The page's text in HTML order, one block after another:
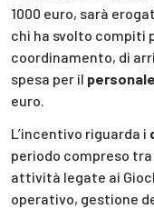
1000 euro, sarà
chi ha svolto compiti
coordinamento, di
spesa per il
euro.
L’incentivo riguarda i
periodo compreso tra
attività legate ai
operativo, gestione